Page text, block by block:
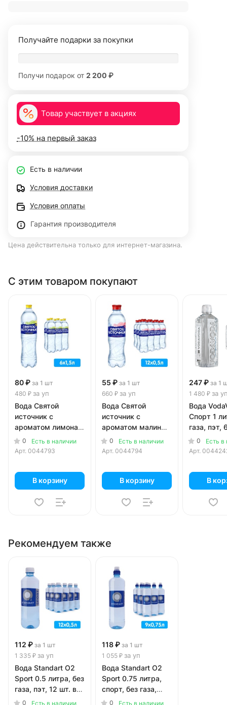
Получайте подарки за покупки
Получи подарок от 2 200 ₽
Товар участвует в акциях
-10% на первый заказ
Есть в наличии
Условия доставки
Условия оплаты
Гарантия производителя
Цена действительна только для интернет-магазина.
С этим товаром покупают
80 ₽ за 1 шт
480 ₽ за уп
Вода Святой
источник с
ароматом лимона и
лайма 1.5 литра,
газ, пэт, 6 шт. в уп.
0
Есть в наличии
Арт. 0044793
В корзину
55 ₽ за 1 шт
660 ₽ за уп
Вода Святой
источник с
ароматом малины
и грейпфрута 0.5
литра, газ, пэт, 12
0
Есть в наличии
Арт. 0044794
В корзину
247 ₽ за 1
1 480 ₽ за
Вода
Спорт 1
газа, пэт,
уп.0
Есть в
Арт.
В
Рекомендуем также
112 ₽ за 1 шт
1 335 ₽ за уп
Вода Standart О2
Sport 0.5 литра, без
газа, пэт, 12 шт. в
уп.0 Есть в наличии
118 ₽ за 1 шт
1 055 ₽ за уп
Вода Standart О2
Sport 0.75 литра,
спорт, без газа,
пэт, 9 шт. в уп.
0 Есть в наличии